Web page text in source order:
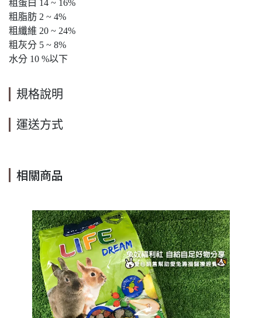
粗蛋白 14 ~ 16%
粗脂肪 2 ~ 4%
粗纖維 20 ~ 24%
粗灰分 5 ~ 8%
水分 10 %以下
規格說明
運送方式
相關商品